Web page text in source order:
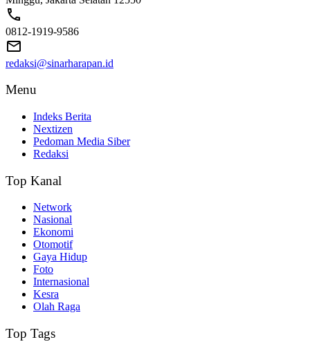
0812-1919-9586
redaksi@sinarharapan.id
Menu
Indeks Berita
Nextizen
Pedoman Media Siber
Redaksi
Top Kanal
Network
Nasional
Ekonomi
Otomotif
Gaya Hidup
Foto
Internasional
Kesra
Olah Raga
Top Tags